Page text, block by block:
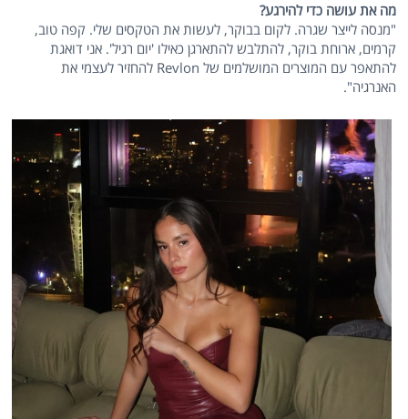
מה את עושה כדי להירגע?
"מנסה לייצר שגרה. לקום בבוקר, לעשות את הטקסים שלי. קפה טוב,
קרמים, ארוחת בוקר, להתלבש להתארגן כאילו 'יום רגיל'. אני דואגת
להתאפר עם המוצרים המושלמים של Revlon להחזיר לעצמי את
האנרגיה".